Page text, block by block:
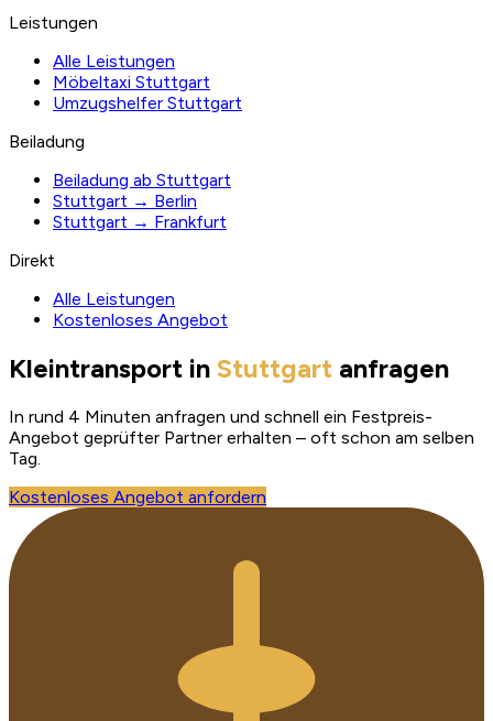
Leistungen
Alle Leistungen
Möbeltaxi Stuttgart
Umzugshelfer Stuttgart
Beiladung
Beiladung ab Stuttgart
Stuttgart → Berlin
Stuttgart → Frankfurt
Direkt
Alle Leistungen
Kostenloses Angebot
Kleintransport in Stuttgart anfragen
In rund 4 Minuten anfragen und schnell ein Festpreis-
Angebot geprüfter Partner erhalten – oft schon am selben
Tag.
Kostenloses Angebot anfordern